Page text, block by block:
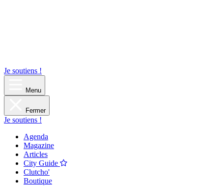
Je soutiens !
Menu
Fermer
Je soutiens !
Agenda
Magazine
Articles
City Guide
Clutcho'
Boutique